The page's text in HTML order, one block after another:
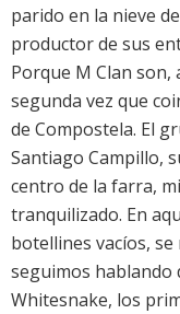
parido en la nieve
productor de sus
Porque M Clan
segunda vez que
de Compostela. El
Santiago Campillo,
centro de la farra,
tranquilizado. En
botellines vacíos,
seguimos hablando
Whitesnake, los